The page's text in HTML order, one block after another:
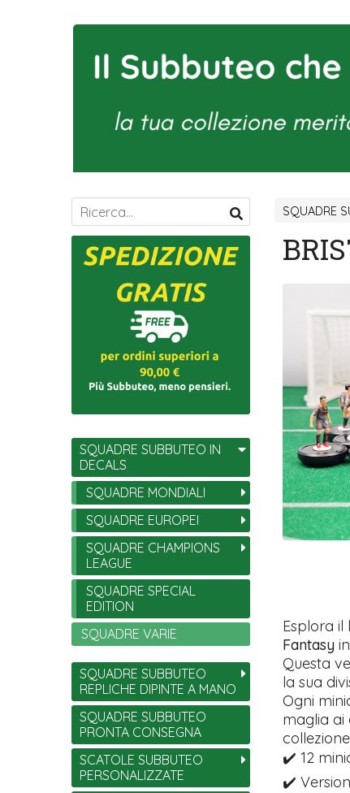
SQUADRE
Esplora
Fantasyin
Questa
la sua
Ogni
maglia ai
✔️ 12
✔️
SQUADRE SUBBUTEO IN
DECALS
SQUADRE MONDIALI
SQUADRE EUROPEI
SQUADRE CHAMPIONS
LEAGUE
SQUADRE SPECIAL
EDITION
SQUADRE VARIE
SQUADRE SUBBUTEO
REPLICHE DIPINTE A MANO
SQUADRE SUBBUTEO
PRONTA CONSEGNA
SCATOLE SUBBUTEO
PERSONALIZZATE